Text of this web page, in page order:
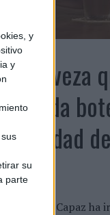
y
y
su
parte
cerveza
cada
de
madrileña Capaz ha